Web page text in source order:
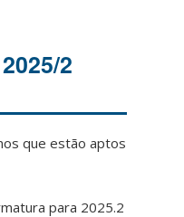
2
que estão aptos
para 2025.2